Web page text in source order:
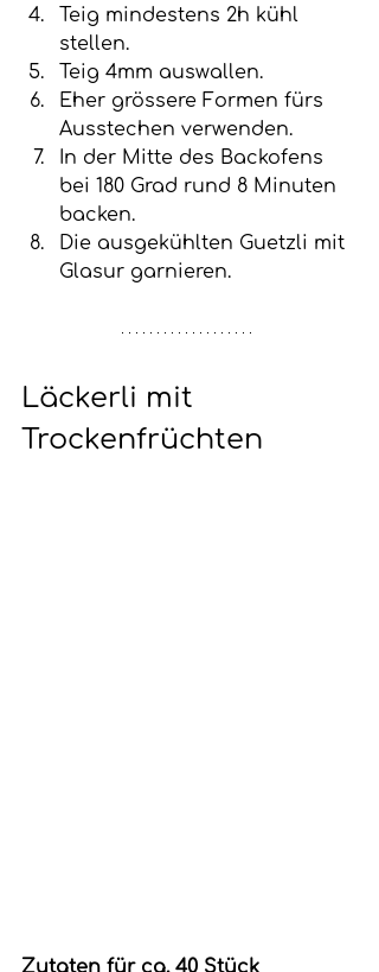
Teig mindestens 2h kühl
stellen.
Teig 4mm auswallen.
Eher grössere Formen fürs
Ausstechen verwenden.
In der Mitte des Backofens
bei 180 Grad rund 8 Minuten
backen.
Die ausgekühlten Guetzli mit
Glasur garnieren.
Läckerli mit
Trockenfrüchten
Zutaten für ca. 40 Stück